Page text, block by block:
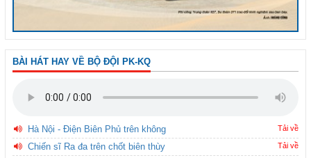
BÀI HÁT HAY VỀ BỘ ĐỘI PK-KQ
Hà Nội - Điện Biên Phủ trên không Tải về
Chiến sĩ Ra đa trên chốt biên thùy Tải về